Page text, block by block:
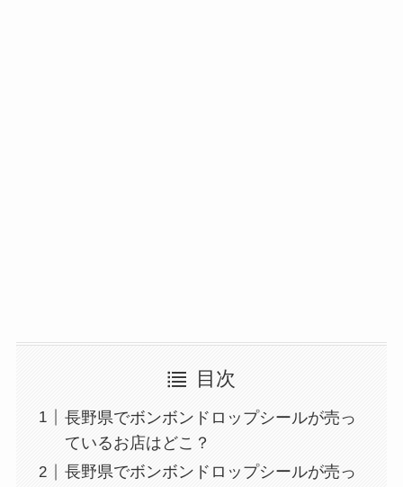
目次
長野県でボンボンドロップシールが売っ
ているお店はどこ？
長野県でボンボンドロップシールが売っ